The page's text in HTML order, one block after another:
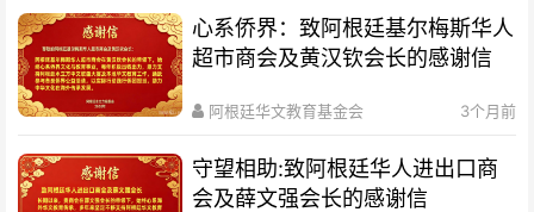
心系侨界​：致阿根廷基尔梅斯华人
超市商会及黄汉钦会长的感谢信
阿根廷华文教育基金会 3个月前
守望相助:致阿根廷华人进出口商
会及薛文强会长的感谢信